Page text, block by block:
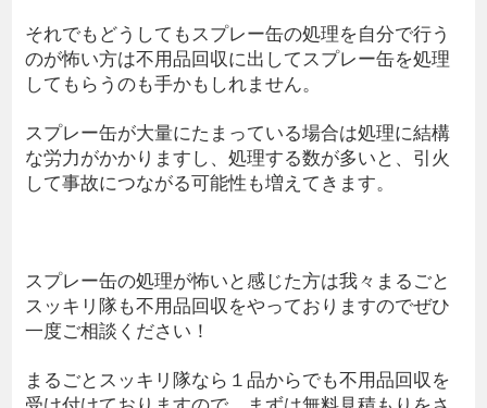
それでもどうしてもスプレー缶の処理を自分で行う
のが怖い方は不用品回収に出してスプレー缶を処理
してもらうのも手かもしれません。
スプレー缶が大量にたまっている場合は処理に結構
な労力がかかりますし、処理する数が多いと、引火
して事故につながる可能性も増えてきます。
スプレー缶の処理が怖いと感じた方は我々まるごと
スッキリ隊も不用品回収をやっておりますのでぜひ
一度ご相談ください！
まるごとスッキリ隊なら１品からでも不用品回収を